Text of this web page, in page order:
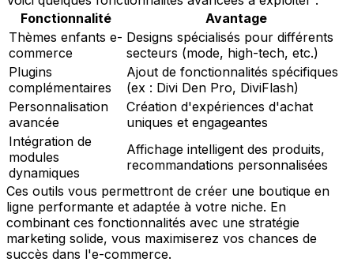
Fonctionnalité
Avantage
Thèmes enfants e-
commerce
Designs spécialisés pour différents
secteurs (mode, high-tech, etc.)
Plugins
complémentaires
Ajout de fonctionnalités spécifiques
(ex : Divi Den Pro, DiviFlash)
Personnalisation
avancée
Création d'expériences d'achat
uniques et engageantes
Intégration de
modules
dynamiques
Affichage intelligent des produits,
recommandations personnalisées
Ces outils vous permettront de créer une boutique en
ligne performante et adaptée à votre niche. En
combinant ces fonctionnalités avec une stratégie
marketing solide, vous maximiserez vos chances de
succès dans l'e-commerce.